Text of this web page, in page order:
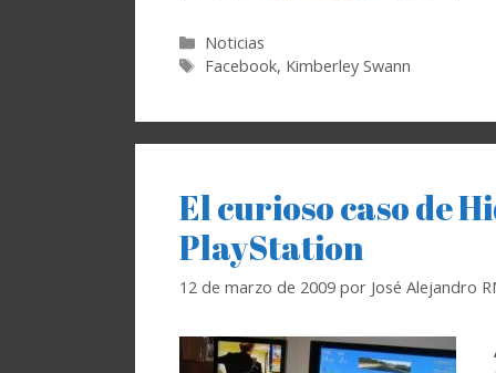
Categorías
Noticias
Etiquetas
Facebook, Kimberley Swann
El curioso caso de
PlayStation
12 de marzo de 2009 por José Alejandro